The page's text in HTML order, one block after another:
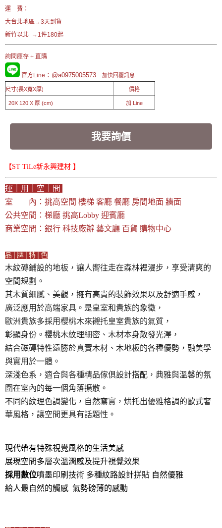
運 費：
大台北地區→3天到貨
新竹以北 →1件180起
詢問庫存 + 直購
官方Line ：@a0975005573 加快回覆訊息
尺寸(長X寬X厚) 價格
20X 120 X 厚 (cm) 加 Line
我要詢價
【ST TiLe新永興建材 】
運｜用｜空｜間
室 內：挑高空間 樓梯 客廳 餐廳 房間地面 牆面
公共空間：梯廳 挑高Lobby 迎賓廳
商業空間：銀行 科技廠辦 藝文廳 百貨 購物中心
品│牌│特│色
木紋磚鋪設的地板，讓人嚮往走在森林裡漫步，享受清爽的
空間規劃。
其木質細膩、美觀，擁有高貴的裝飾效果以及舒適手感，
廣泛應用於高端家具。是皇室和貴族的象徵，
歐洲貴族多採用櫻桃木來襯托皇室貴族的氣質，
彰顯身份。櫻桃木紋理細密、木材本身散發光澤，
結合磁磚特性遠勝於真實木材、木地板的各種優勢，融美學
與實用於一體。
深淺色系，適合與各種精品傢俱設計搭配，典雅與溫馨的氛
圍在室內的每一個角落擴散。
不同的紋理色調變化，自然寫實，烘托出優雅格調的歐式奢
華風格，讓空間更具有話題性。
現代帶有特殊視覺風格的生活美感
展現空間多層次溫潤感及提升視覺效果
採用數位噴墨印刷技術 多種紋路設計拼貼 自然優雅
給人最自然的觸感 氣勢磅薄的感動